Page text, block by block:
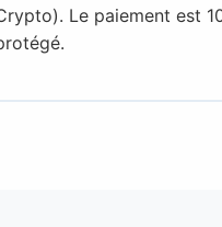
Le paiement est